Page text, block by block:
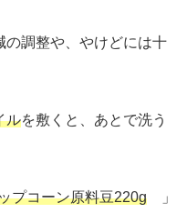
の調整や、やけどには十
ルを敷くと、あとで洗う
プコーン原料豆220g 」